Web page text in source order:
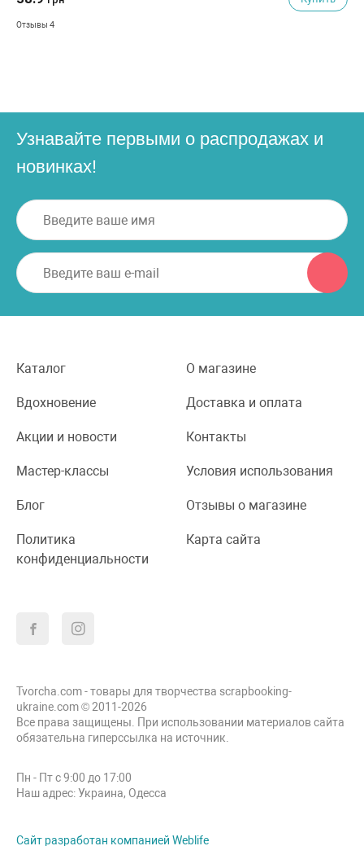
Отзывы 4
Узнавайте первыми о распродажах и
новинках!
Каталог О магазине
Вдохновение Доставка и оплата
Акции и новости Контакты
Мастер-классы Условия использования
Блог Отзывы о магазине
Политика
конфиденциальности
Карта сайта
Tvorcha.com - товары для творчества scrapbooking-
ukraine.com © 2011-2026
Все права защищены. При использовании материалов сайта
обязательна гиперссылка на источник.
Пн - Пт с 9:00 до 17:00
Наш адрес: Украина, Одесса
Сайт разработан компанией Weblife